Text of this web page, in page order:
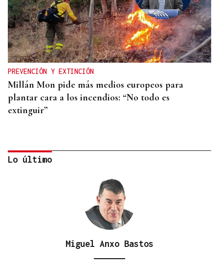
PREVENCIÓN Y EXTINCIÓN
Millán Mon pide más medios europeos para
plantar cara a los incendios: “No todo es
extinguir”
Lo último
Miguel Anxo Bastos